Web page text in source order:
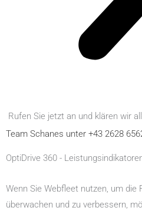
Rufen Sie jetzt an und klären wir
Team Schanes unter +43 2628
OptiDrive 360 -
Wenn Sie Webfleet nutzen, um die
überwachen und zu verbessern,